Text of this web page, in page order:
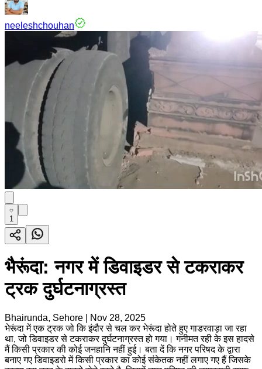
neeleshchouhan
1
भैरूंदा: नगर में डिवाइडर से टकराकर
ट्रक दुर्घटनाग्रस्त
Bhairunda, Sehore
Nov 28, 2025
भेरूंदा में एक ट्रक जो कि इंदौर से चल कर भेरूंदा होते हुए गाडरवाड़ा जा रहा
था, जो डिवाइडर से टकराकर दुर्घटनाग्रस्त हो गया। गनीमत रही के इस हादसे
मैं किसी प्रकार की कोई जनहानि नहीं हुई। बता दें कि नगर परिषद के द्वारा
बनाए गए डिवाइडरो में किसी प्रकार का कोई संकेतक नहीं लगाए गए हैं जिसके